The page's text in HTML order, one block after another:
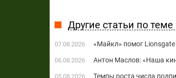
Другие статьи по
07.08.2026 «Майкл» помог
06.08.2026 Антон Маслов: «Наша
05.08.2026 Темпы роста числа